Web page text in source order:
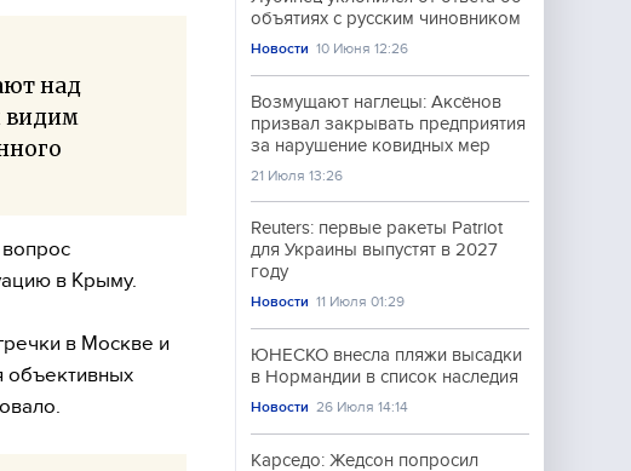
над
видим
в Крыму.
в Москве и
объективных
объятиях с русским чиновником
Новости 10 Июня 12:26
Возмущают наглецы: Аксёнов
призвал закрывать предприятия
за нарушение ковидных мер
21 Июля 13:26
Reuters: первые ракеты Patriot
для Украины выпустят в 2027
году
Новости 11 Июля 01:29
ЮНЕСКО внесла пляжи высадки
в Нормандии в список наследия
Новости 26 Июля 14:14
Карседо: Жедсон попросил